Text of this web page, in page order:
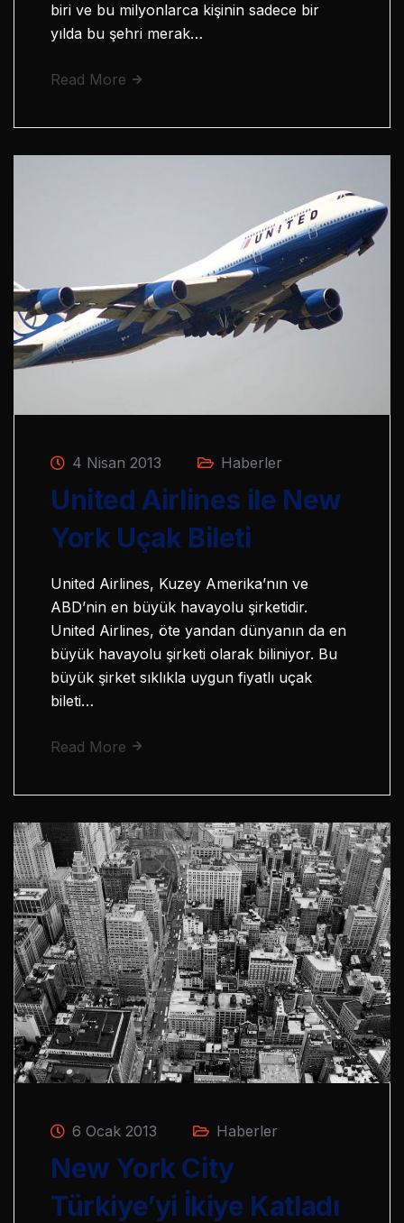
biri ve bu milyonlarca kişinin sadece bir
yılda bu şehri merak…
Read More
4 Nisan 2013 Haberler
United Airlines ile New
York Uçak Bileti
United Airlines, Kuzey Amerika’nın ve
ABD’nin en büyük havayolu şirketidir.
United Airlines, öte yandan dünyanın da en
büyük havayolu şirketi olarak biliniyor. Bu
büyük şirket sıklıkla uygun fiyatlı uçak
bileti…
Read More
6 Ocak 2013 Haberler
New York City
Türkiye’yi İkiye Katladı